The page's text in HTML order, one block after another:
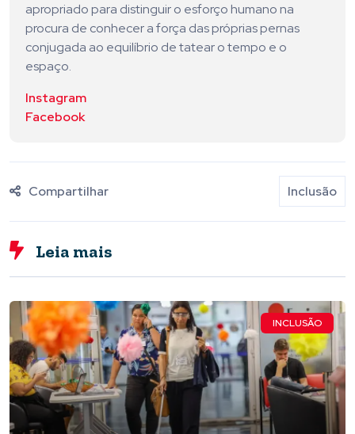
apropriado para distinguir o esforço humano na
procura de conhecer a força das próprias pernas
conjugada ao equilíbrio de tatear o tempo e o
espaço.
Instagram
Facebook
Compartilhar Inclusão
Leia mais
INCLUSÃO